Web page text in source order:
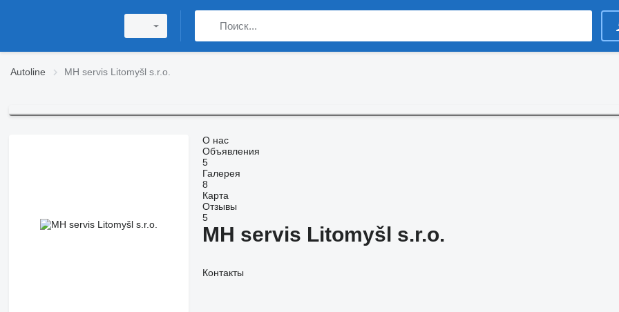
Autoline MH servis Litomyšl s.r.o.
О нас
Объявления
5
Галерея
8
Карта
Отзывы
5
MH servis Litomyšl s.r.o.
Контакты